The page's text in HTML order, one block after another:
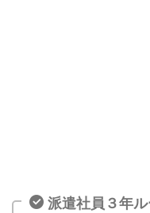
派遣社員３年